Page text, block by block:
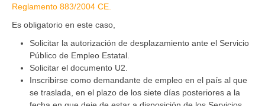
Reglamento 883/2004 CE.
Es obligatorio en este caso,
Solicitar la autorización de desplazamiento ante el Servicio
Público de Empleo Estatal.
Solicitar el documento U2.
Inscribirse como demandante de empleo en el país al que
se traslada, en el plazo de los siete días posteriores a la